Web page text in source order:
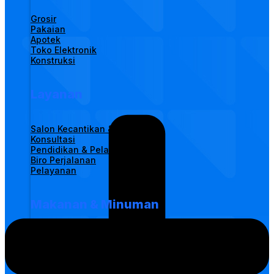
Grosir
Pakaian
Apotek
Toko Elektronik
Konstruksi
Layanan
Salon Kecantikan & Rambut
Konsultasi
Pendidikan & Pelatihan
Biro Perjalanan
Pelayanan
Makanan & Minuman